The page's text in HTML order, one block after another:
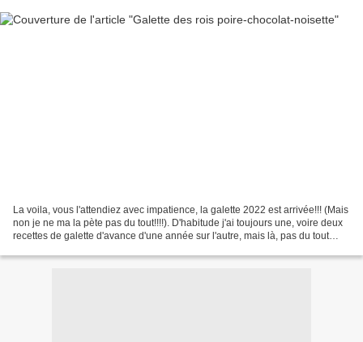
La voila, vous l'attendiez avec impatience, la galette 2022 est arrivée!!! (Mais
non je ne ma la pète pas du tout!!!!). D'habitude j'ai toujours une, voire deux
recettes de galette d'avance d'une année sur l'autre, mais là, pas du tout